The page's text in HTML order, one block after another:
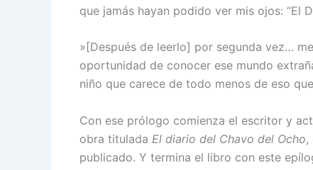
que jamás hayan podido ver mis ojos: “El
»[Después de leerlo] por segunda vez…
oportunidad de conocer ese mundo
niño que carece de todo menos de eso
Con ese prólogo comienza el escritor y
obra titulada El diario del Chavo del Ocho,
publicado. Y termina el libro con este